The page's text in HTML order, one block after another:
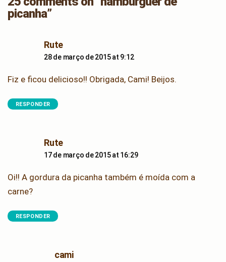
picanha”
Rutesays:
28 de março de 2015 at 9:12
Fiz e ficou delicioso!! Obrigada, Cami! Beijos.
RESPONDER
Rutesays:
17 de março de 2015 at 16:29
Oi!! A gordura da picanha também é moída com a
carne?
RESPONDER
camisays: